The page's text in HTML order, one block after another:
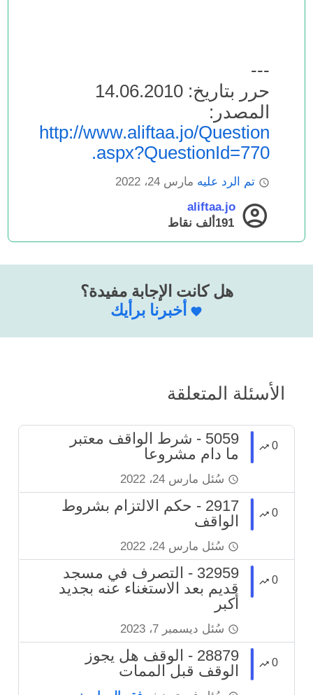
---
حرر بتاريخ: 14.06.2010
المصدر:
http://www.aliftaa.jo/Question
.aspx?QuestionId=770
تم الرد عليه مارس 24، 2022
aliftaa.jo
191ألف
نقاط
هل كانت الإجابة مفيدة؟
أخبرنا برأيك
الأسئلة المتعلقة
0
5059 - شرط الواقف معتبر
ما دام مشروعا
سُئل مارس 24، 2022
0
2917 - حكم الالتزام بشروط
الواقف
سُئل مارس 24، 2022
0
32959 - التصرف في مسجد
قديم بعد الاستغناء عنه بجديد
أكبر
سُئل ديسمبر 7، 2023
0
28879 - الوقف هل يجوز
الوقف قبل الممات